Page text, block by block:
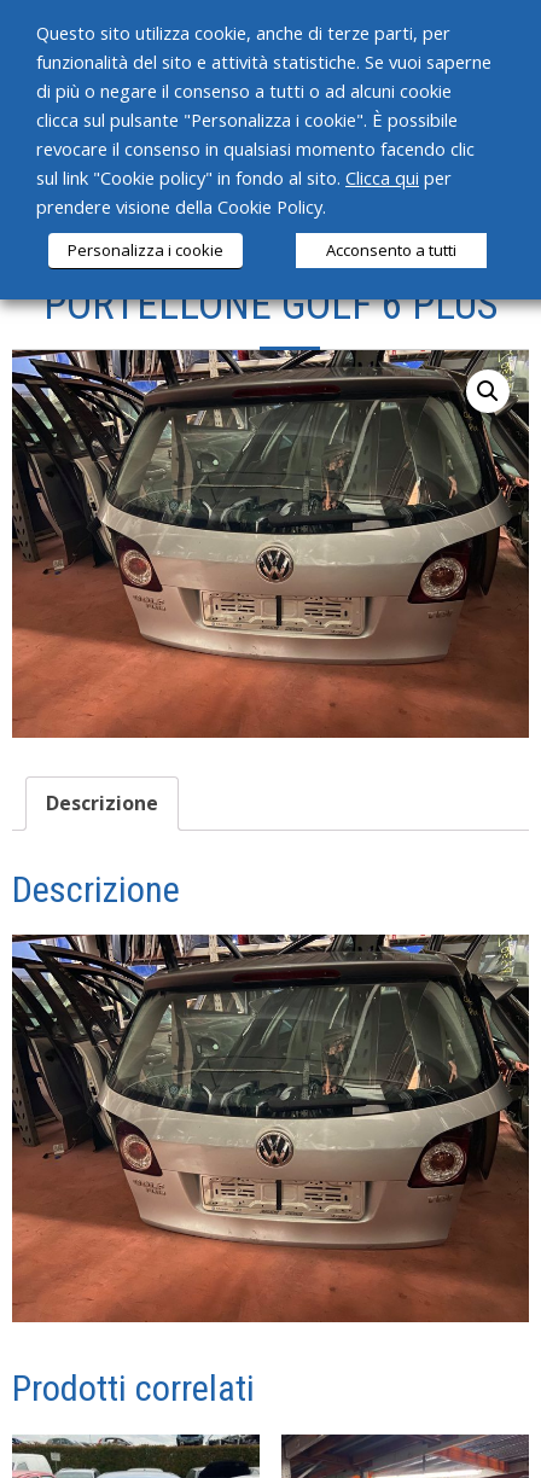
HOME
CHI SIAMO
SERVIZI
PRODOTTI
NEWS
CONTATTI
PORTELLONE GOLF 6 PLUS
Descrizione
Descrizione
Prodotti correlati
Questo sito utilizza cookie, anche di terze parti, per
funzionalità del sito e attività statistiche. Se vuoi saperne
di più o negare il consenso a tutti o ad alcuni cookie
clicca sul pulsante "Personalizza i cookie". È possibile
revocare il consenso in qualsiasi momento facendo clic
sul link "Cookie policy" in fondo al sito. Clicca qui per
prendere visione della Cookie Policy.
Personalizza i cookie Acconsento a tutti